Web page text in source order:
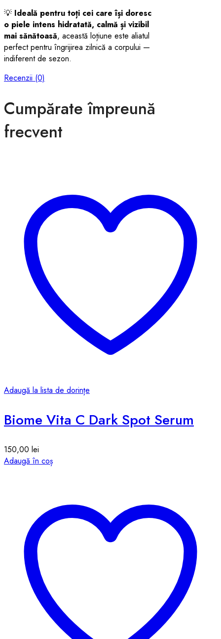
💡 Ideală pentru toți cei care își doresc
o piele intens hidratată, calmă și vizibil
mai sănătoasă, această loțiune este aliatul
perfect pentru îngrijirea zilnică a corpului —
indiferent de sezon.
Recenzii (0)
Cumpărate împreună
frecvent
Adaugă la lista de dorințe
Biome Vita C Dark Spot Serum
150,00 lei
Adaugă în coș